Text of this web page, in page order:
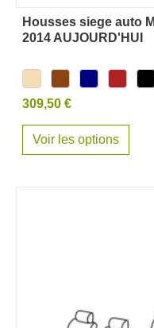
Housses siege auto
2014 AUJOURD'HUI
309,50 €
Voir les options